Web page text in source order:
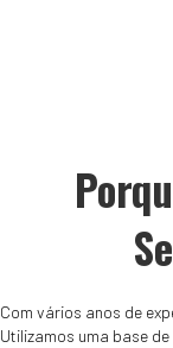
Com vários anos de
Utilizamos uma base